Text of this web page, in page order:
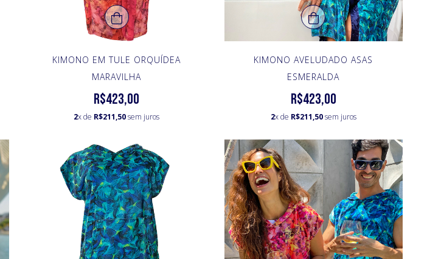
KIMONO EM TULE ORQUÍDEA
MARAVILHA
R$423,00
2x de R$211,50sem juros
KIMONO AVELUDADO ASAS
ESMERALDA
R$423,00
2x de R$211,50sem juros